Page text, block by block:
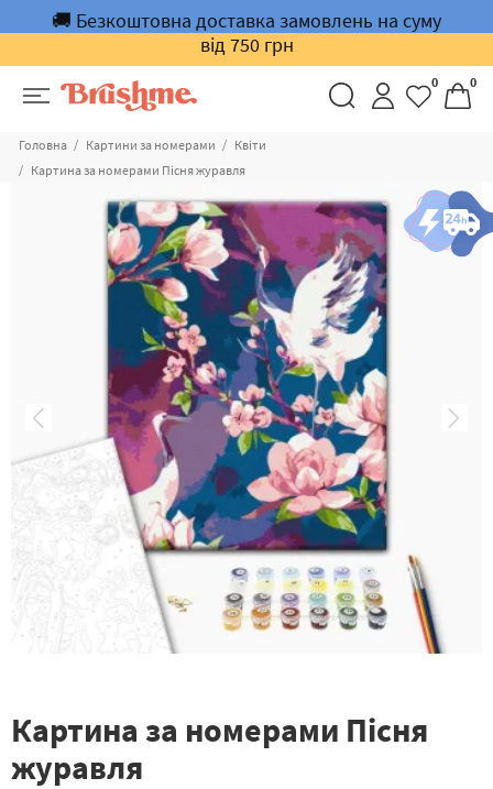
🚚 Безкоштовна доставка замовлень на суму
від 750 грн
0 0
Головна Картини за номерами
Квіти
Картина за номерами Пісня журавля
Картина за номерами Пісня
журавля